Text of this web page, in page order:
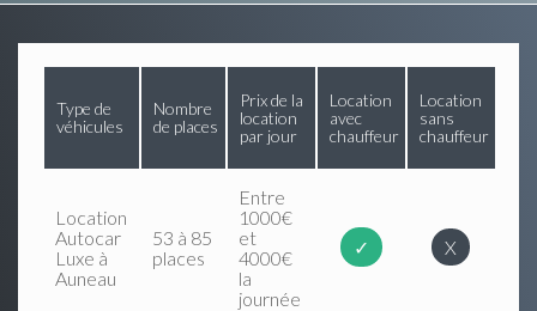
Type de
véhicules
Nombre
de places
Prix de la
location
par jour
Location
avec
chauffeur
Location
sans
chauffeur
Location
Autocar
Luxe à
Auneau
53 à 85
places
Entre
1000€
et
4000€
la
journée
✓ X